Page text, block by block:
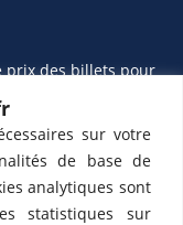
sur votre
de base de
analytiques sont
statistiques sur
Barcelone, Espagne |
Bretons de Paris 🤍